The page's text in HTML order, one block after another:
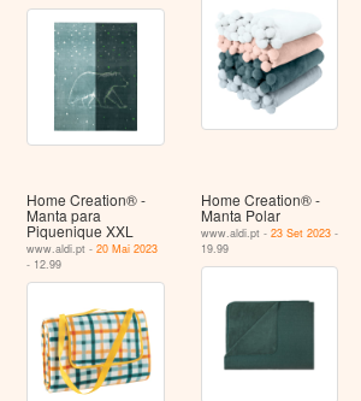
Home Creation® -
Manta para
Piquenique XXL
www.aldi.pt -20 Mai 2023
- 12.99
Home Creation® -
Manta Polar
www.aldi.pt - 23 Set 2023-
19.99